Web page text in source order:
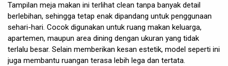
Tampilan meja makan ini terlihat clean tanpa banyak detail
berlebihan, sehingga tetap enak dipandang untuk penggunaan
sehari-hari. Cocok digunakan untuk ruang makan keluarga,
apartemen, maupun area dining dengan ukuran yang tidak
terlalu besar. Selain memberikan kesan estetik, model seperti ini
juga membantu ruangan terasa lebih lega dan tertata.